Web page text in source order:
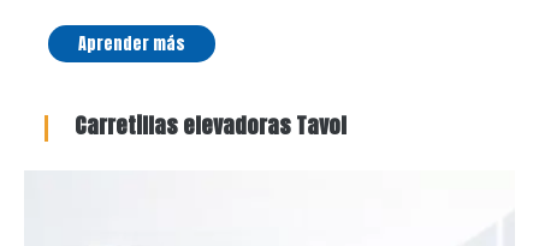
total de 1 mes significa que asumimos el riesgo para que
usted pueda crecer con tranquilidad. 1: Dominio
chasis alto construido para montañas, colinas y frío
extremo.
Aprender más
Carretillas elevadoras Tavol